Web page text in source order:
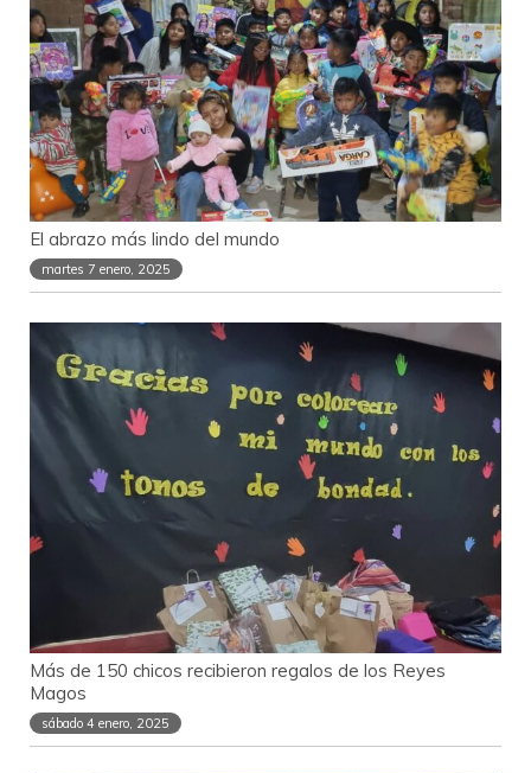
El abrazo más lindo del mundo
martes 7 enero, 2025
Más de 150 chicos recibieron regalos de los Reyes
Magos
sábado 4 enero, 2025